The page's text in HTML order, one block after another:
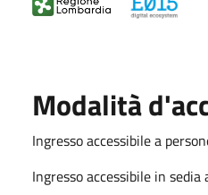
Modalità
Ingresso accessibile a
Ingresso accessibile in sedia